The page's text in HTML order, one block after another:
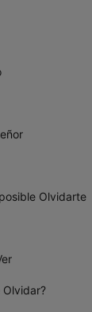
Olvidarte
Olvidar?